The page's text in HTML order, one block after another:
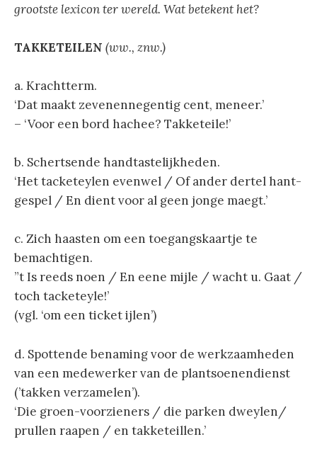
grootste lexicon ter wereld. Wat betekent het?
TAKKETEILEN (ww., znw.)
a. Krachtterm.
‘Dat maakt zevenennegentig cent, meneer.’
– ‘Voor een bord hachee? Takketeile!’
b. Schertsende handtastelijkheden.
‘Het tacketeylen evenwel / Of ander dertel hant-
gespel / En dient voor al geen jonge maegt.’
c. Zich haasten om een toegangskaartje te
bemachtigen.
”t Is reeds noen / En eene mijle / wacht u. Gaat /
toch tacketeyle!’
(vgl. ‘om een ticket ijlen’)
d. Spottende benaming voor de werkzaamheden
van een medewerker van de plantsoenendienst
(’takken verzamelen’).
‘Die groen-voorzieners / die parken dweylen/
prullen raapen / en takketeillen.’